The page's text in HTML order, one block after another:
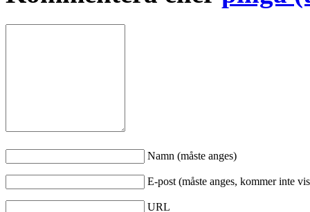
Namn (måste anges)
E-post (måste anges, kommer inte
URL